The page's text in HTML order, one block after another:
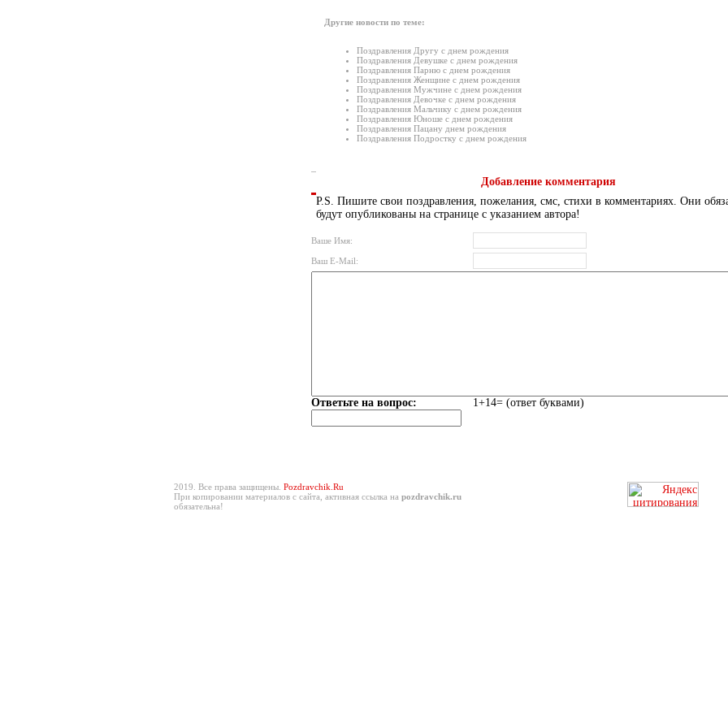
Другие новости по теме:
Поздравления Другу с днем рождения
Поздравления Девушке с днем рождения
Поздравления Парню с днем рождения
Поздравления Женщине с днем рождения
Поздравления Мужчине с днем рождения
Поздравления Девочке с днем рождения
Поздравления Мальчику с днем рождения
Поздравления Юноше с днем рождения
Поздравления Пацану днем рождения
Поздравления Подростку с днем рождения
Добавление комментария
P.S. Пишите свои поздравления, пожелания, смс, стихи в комментариях. Они
будут опубликованы на странице с указанием автора!
Ваше Имя:
Ваш E-Mail:
Ответьте на вопрос: 1+14= (ответ буквами)
2019. Все права защищены. Pozdravchik.Ru
При копировании материалов с сайта, активная ссылка на pozdravchik.ru
обязательна!